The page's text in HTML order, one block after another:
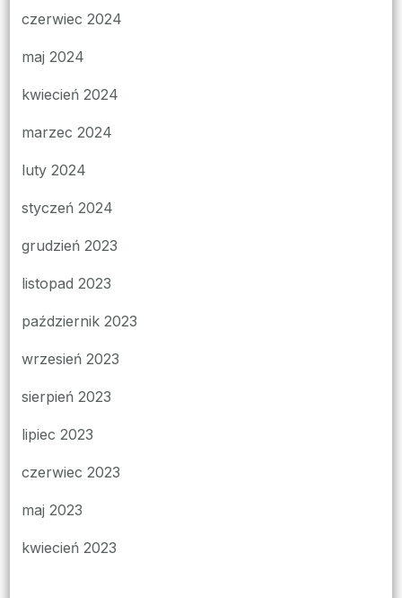
czerwiec 2024
maj 2024
kwiecień 2024
marzec 2024
luty 2024
styczeń 2024
grudzień 2023
listopad 2023
październik 2023
wrzesień 2023
sierpień 2023
lipiec 2023
czerwiec 2023
maj 2023
kwiecień 2023